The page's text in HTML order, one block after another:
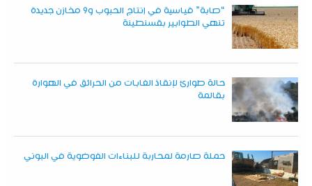
“صابة” قياسية في إنتاج الحبوب و9 مخازن جديدة
تنهي الطوابير بقسنطينة
حالة طوارئ لإنقاذ الغابات من الحرائق في الهوارة
بقالمة
حملة صارمة لمحاربة للبناءات الفوضوية في البوني